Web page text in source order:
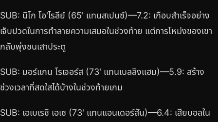
SUB: นิโก โอ'ไรลีย์ (65' แทนสเปนซ์)—7.2: เกือบสำเร็จอย่าง
เจ็บปวดในการทำลายความเสมอในช่วงท้าย แต่การโหม่งของเขา
กลับพุ่งชนเสาประตู
SUB: มอร์แกน โรเจอร์ส (73' แทนเบลลิงแฮม)—5.9: สร้าง
ช่วงเวลาที่สดใสได้บ้างในช่วงท้ายเกม
SUB: เอเบเรชิ เอเซ (73' แทนแอนเดอร์สัน)—6.4: เสียบอลใน